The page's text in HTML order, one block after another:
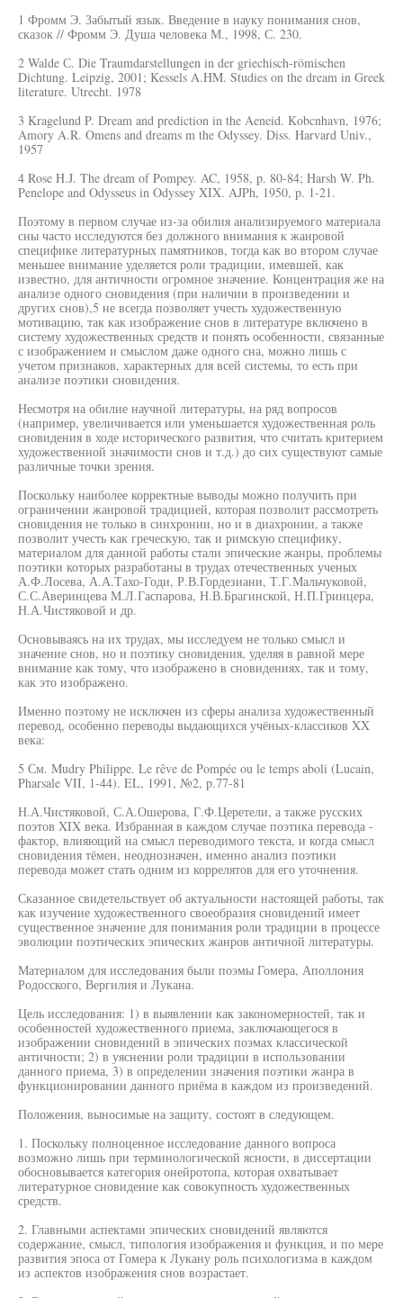
1 Фромм Э. Забытый язык. Введение в науку понимания снов,
сказок // Фромм Э. Душа человека М., 1998, С. 230.
2 Walde С. Die Traumdarstellungen in der griechisch-römischen
Dichtung. Leipzig, 2001; Kessels A.HM. Studies on the dream in Greek
literature. Utrecht. 1978
3 Kragelund P. Dream and prediction in the Aeneid. Kobcnhavn, 1976;
Amory A.R. Omens and dreams m the Odyssey. Diss. Harvard Univ.,
1957
4 Rose H.J. The dream of Pompey. AC, 1958, p. 80-84; Harsh W. Ph.
Penelope and Odysseus in Odyssey XIX. AJPh, 1950, p. 1-21.
Поэтому в первом случае из-за обилия анализируемого материала
сны часто исследуются без должного внимания к жанровой
специфике литературных памятников, тогда как во втором случае
меньшее внимание уделяется роли традиции, имевшей, как
известно, для античности огромное значение. Концентрация же на
анализе одного сновидения (при наличии в произведении и
других снов),5 не всегда позволяет учесть художественную
мотивацию, так как изображение снов в литературе включено в
систему художественных средств и понять особенности, связанные
с изображением и смыслом даже одного сна, можно лишь с
учетом признаков, характерных для всей системы, то есть при
анализе поэтики сновидения.
Несмотря на обилие научной литературы, на ряд вопросов
(например, увеличивается или уменьшается художественная роль
сновидения в ходе исторического развития, что считать критерием
художественной значимости снов и т.д.) до сих существуют самые
различные точки зрения.
Поскольку наиболее корректные выводы можно получить при
ограничении жанровой традицией, которая позволит рассмотреть
сновидения не только в синхронии, но и в диахронии, а также
позволит учесть как греческую, так и римскую специфику,
материалом для данной работы стали эпические жанры, проблемы
поэтики которых разработаны в трудах отечественных ученых
А.Ф.Лосева, А.А.Тахо-Годи, Р.В.Гордезиани, Т.Г.Мальчуковой,
С.С.Аверинцева М.Л.Гаспарова, Н.В.Брагинской, Н.П.Гринцера,
Н.А.Чистяковой и др.
Основываясь на их трудах, мы исследуем не только смысл и
значение снов, но и поэтику сновидения, уделяя в равной мере
внимание как тому, что изображено в сновидениях, так и тому,
как это изображено.
Именно поэтому не исключен из сферы анализа художественный
перевод, особенно переводы выдающихся учёных-классиков XX
века:
5 См. Mudry Philippe. Le rêve de Pompée ou le temps aboli (Lucain,
Pharsale VII, 1-44). EL, 1991, №2, p.77-81
Н.А.Чистяковой, С.А.Ошерова, Г.Ф.Церетели, а также русских
поэтов XIX века. Избранная в каждом случае поэтика перевода -
фактор, влияющий на смысл переводимого текста, и когда смысл
сновидения тёмен, неоднозначен, именно анализ поэтики
перевода может стать одним из коррелятов для его уточнения.
Сказанное свидетельствует об актуальности настоящей работы, так
как изучение художественного своеобразия сновидений имеет
существенное значение для понимания роли традиции в процессе
эволюции поэтических эпических жанров античной литературы.
Материалом для исследования были поэмы Гомера, Аполлония
Родосского, Вергилия и Лукана.
Цель исследования: 1) в выявлении как закономерностей, так и
особенностей художественного приема, заключающегося в
изображении сновидений в эпических поэмах классической
античности; 2) в уяснении роли традиции в использовании
данного приема, 3) в определении значения поэтики жанра в
функционировании данного приёма в каждом из произведений.
Положения, выносимые на защиту, состоят в следующем.
1. Поскольку полноценное исследование данного вопроса
возможно лишь при терминологической ясности, в диссертации
обосновывается категория онейротопа, которая охватывает
литературное сновидение как совокупность художественных
средств.
2. Главными аспектами эпических сновидений являются
содержание, смысл, типология изображения и функция, и по мере
развития эпоса от Гомера к Лукану роль психологизма в каждом
из аспектов изображения снов возрастает.